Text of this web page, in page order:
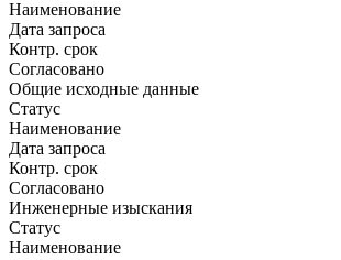
Наименование
Дата запроса
Контр. срок
Согласовано
Общие исходные данные
Статус
Наименование
Дата запроса
Контр. срок
Согласовано
Инженерные изыскания
Статус
Наименование